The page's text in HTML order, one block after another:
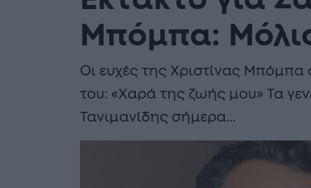
Μπόμπα:
Οι ευχές της Χριστίνας Μπόμπα
του: «Χαρά της ζωής μου» Τα
Τανιμανίδης σήμερα…